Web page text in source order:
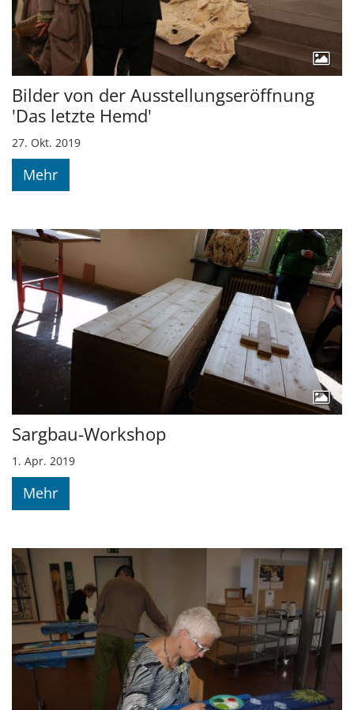
Bilder von der Ausstellungseröffnung
'Das letzte Hemd'
27. Okt. 2019
Mehr
Sargbau-Workshop
1. Apr. 2019
Mehr